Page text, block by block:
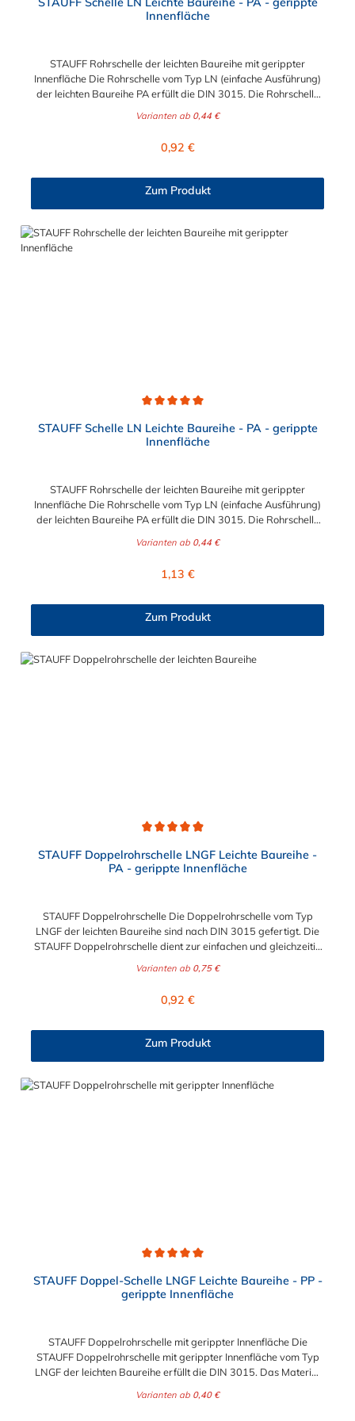
Innenfläche
STAUFF Rohrschelle der leichten Baureihe mit gerippter
Innenfläche Die Rohrschelle vom Typ LN (einfache Ausführung)
der leichten Baureihe PA erfüllt die DIN 3015. Die Rohrschelle
Rohren, Schläuchen, Kabeln und anderen Bauteilen von 6 mm
Varianten ab 0,44 €
Regulärer Preis:
0,92 €
Zum Produkt
STAUFF Schelle LN Leichte Baureihe - PA - gerippte
Innenfläche
STAUFF Rohrschelle der leichten Baureihe mit gerippter
Innenfläche Die Rohrschelle vom Typ LN (einfache Ausführung)
der leichten Baureihe PA erfüllt die DIN 3015. Die Rohrschelle
Rohren, Schläuchen, Kabeln und anderen Bauteilen von 6 mm
Varianten ab 0,44 €
Regulärer Preis:
1,13 €
Zum Produkt
STAUFF Doppelrohrschelle LNGF Leichte Baureihe -
PA - gerippte Innenfläche
STAUFF Doppelrohrschelle Die Doppelrohrschelle vom Typ
LNGF der leichten Baureihe sind nach DIN 3015 gefertigt. Die
STAUFF Doppelrohrschelle dient zur einfachen und gleichzeitig
anderen Bauteilen. Der Durchmesser ist in Abstufungen
Varianten ab 0,75 €
Regulärer Preis:
0,92 €
Zum Produkt
STAUFF Doppel-Schelle LNGF Leichte Baureihe - PP -
gerippte Innenfläche
STAUFF Doppelrohrschelle mit gerippter Innenfläche Die
STAUFF Doppelrohrschelle mit gerippter Innenfläche vom Typ
LNGF der leichten Baureihe erfüllt die DIN 3015. Das Material
robust. Die Doppelrohrschelle ist für die einfache und
Varianten ab 0,40 €